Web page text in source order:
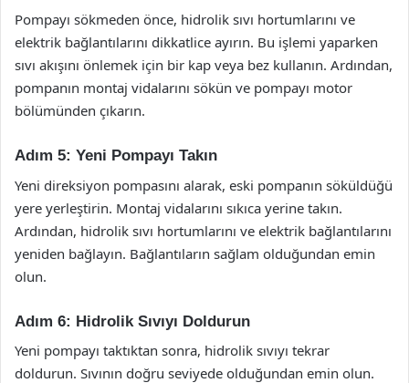
Pompayı sökmeden önce, hidrolik sıvı hortumlarını ve
elektrik bağlantılarını dikkatlice ayırın. Bu işlemi yaparken
sıvı akışını önlemek için bir kap veya bez kullanın. Ardından,
pompanın montaj vidalarını sökün ve pompayı motor
bölümünden çıkarın.
Adım 5: Yeni Pompayı Takın
Yeni direksiyon pompasını alarak, eski pompanın söküldüğü
yere yerleştirin. Montaj vidalarını sıkıca yerine takın.
Ardından, hidrolik sıvı hortumlarını ve elektrik bağlantılarını
yeniden bağlayın. Bağlantıların sağlam olduğundan emin
olun.
Adım 6: Hidrolik Sıvıyı Doldurun
Yeni pompayı taktıktan sonra, hidrolik sıvıyı tekrar
doldurun. Sıvının doğru seviyede olduğundan emin olun.